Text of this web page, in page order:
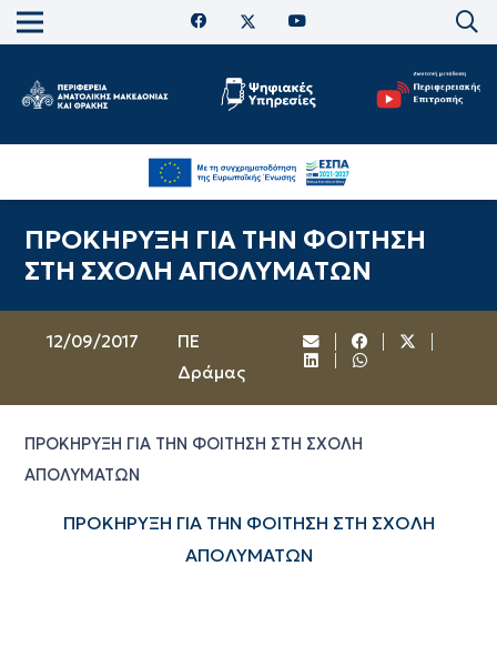
ΠΡΟΚΗΡΥΞΗ ΓΙΑ ΤΗΝ ΦΟΙΤΗΣΗ
ΣΤΗ ΣΧΟΛΗ ΑΠΟΛΥΜΑΤΩΝ
12/09/2017
ΠΕ
Δράμας
ΠΡΟΚΗΡΥΞΗ ΓΙΑ ΤΗΝ ΦΟΙΤΗΣΗ ΣΤΗ ΣΧΟΛΗ
ΑΠΟΛΥΜΑΤΩΝ
ΠΡΟΚΗΡΥΞΗ ΓΙΑ ΤΗΝ ΦΟΙΤΗΣΗ ΣΤΗ ΣΧΟΛΗ
ΑΠΟΛΥΜΑΤΩΝ